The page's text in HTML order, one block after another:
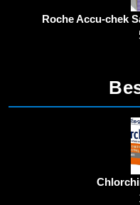
Roche Accu-chek